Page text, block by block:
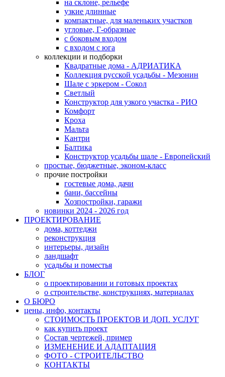
на склоне, рельефе
узкие длинные
компактные, для маленьких участков
угловые, Г-образные
с боковым входом
с входом с юга
коллекции и подборки
Квадратные дома - АДРИАТИКА
Коллекция русской усадьбы - Мезонин
Шале с эркером - Сокол
Светлый
Конструктор для узкого участка - РИО
Комфорт
Кроха
Мальта
Кантри
Балтика
Конструктор усадьбы шале - Европейский
простые, бюджетные, эконом-класс
прочие постройки
гостевые дома, дачи
бани, бассейны
Хозпостройки, гаражи
новинки 2024 - 2026 год
ПРОЕКТИРОВАНИЕ
дома, коттеджи
реконструкция
интерьеры, дизайн
ландшафт
усадьбы и поместья
БЛОГ
о проектировании и готовых проектах
о строительстве, конструкциях, материалах
О БЮРО
цены, инфо, контакты
СТОИМОСТЬ ПРОЕКТОВ И ДОП. УСЛУГ
как купить проект
Состав чертежей, пример
ИЗМЕНЕНИЕ И АДАПТАЦИЯ
ФОТО - СТРОИТЕЛЬСТВО
КОНТАКТЫ